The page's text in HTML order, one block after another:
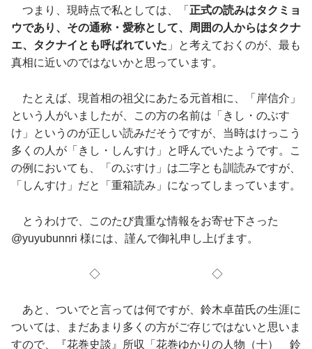
つまり、現時点で私としては、「 正式の読みはタクミョ
ウであり、その通称・愛称として、周囲の人からはタクナ
エ、タクナイとも呼ばれていた 」と考えておくのが、最も
真相に近いのではないかと思っています。
たとえば、現首相の祖父にあたる元首相に、「岸信介」
という人がいましたが、この方の名前は「きし・のぶす
け」というのが正しい読みだそうですが、当時はけっこう
多くの人が「きし・しんすけ」と呼んでいたようです。こ
の例においても、「のぶすけ」は二字とも訓読みですが、
「しんすけ」だと「重箱読み」になってしまっています。
とうわけで、このたび貴重な情報をお寄せ下さった
@yuyubunnri 様には、謹んで御礼申し上げます。
◇ ◇
あと、ついでと言っては何ですが、鈴木卓苗氏の生涯に
ついては、まだあまり多くの方がご存じではないと思いま
すので、『花巻史談』所収「花巻ゆかりの人物（十） 鈴